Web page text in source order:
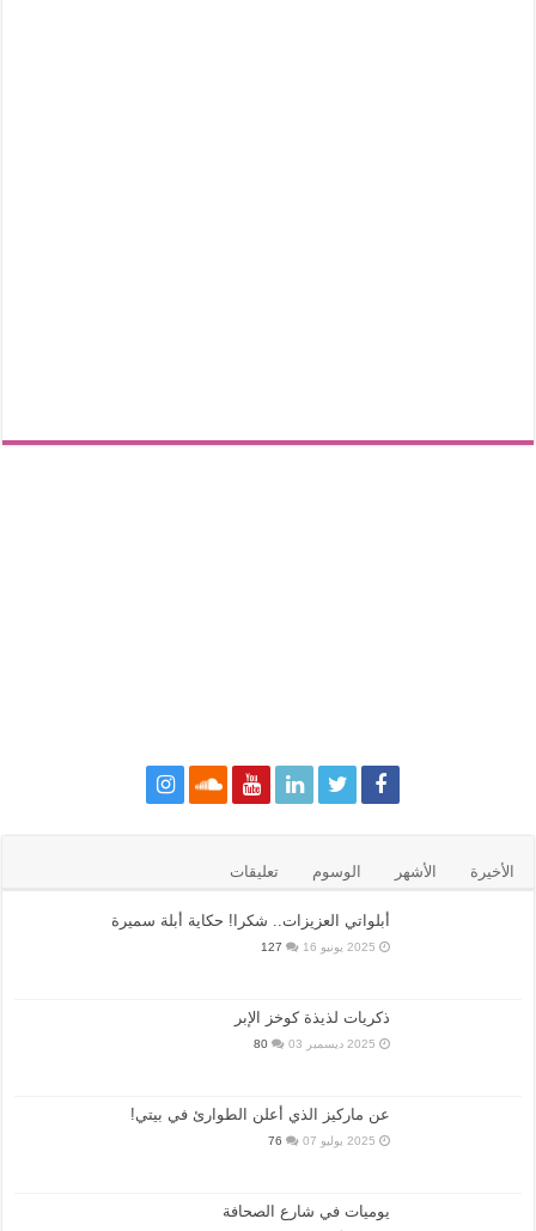
الأخيرة الأشهر الوسوم تعليقات
أبلواتي العزيزات.. شكرا! حكاية أبلة سميرة
2025 يونيو 16 127
ذكريات لذيذة كوخز الإبر
2025 ديسمبر 03 80
عن ماركيز الذي أعلن الطوارئ في بيتي!
2025 يوليو 07 76
يوميات في شارع الصحافة